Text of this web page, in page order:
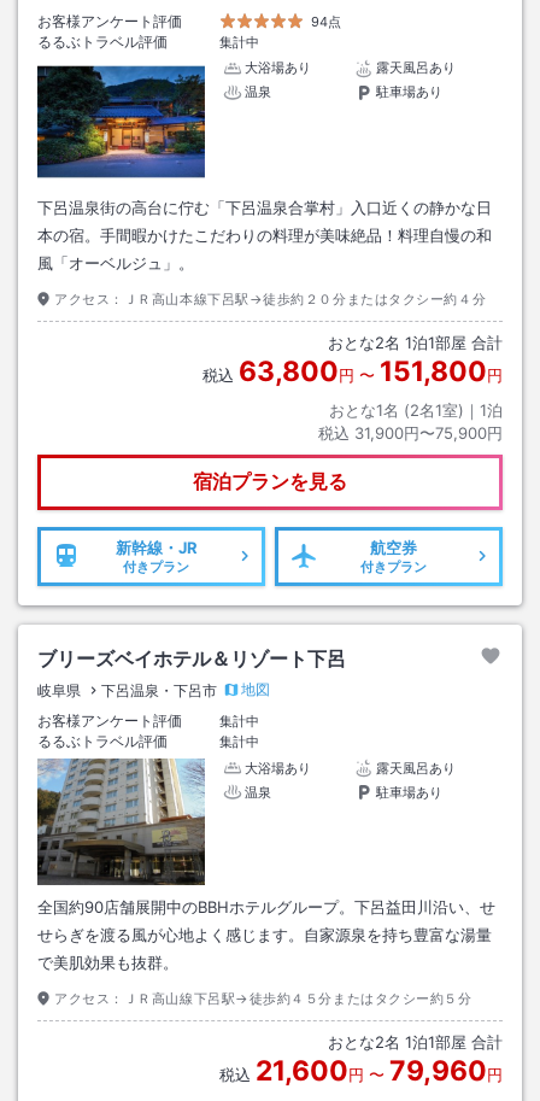
お客様アンケート評価
94点
るるぶトラベル評価
集計中
大浴場あり
露天風呂あり
温泉
駐車場あり
下呂温泉街の高台に佇む「下呂温泉合掌村」入口近くの静かな日
本の宿。手間暇かけたこだわりの料理が美味絶品！料理自慢の和
風「オーベルジュ」。
アクセス： ＪＲ高山本線下呂駅→徒歩約２０分またはタクシー約４分
おとな2名 1泊1部屋 合計
税込 63,800円 〜 151,800円
おとな1名 (2名1室)｜ 1泊
税込 31,900円〜75,900円
宿泊プランを見る
新幹線・JR
付きプラン
航空券
付きプラン
ブリーズベイホテル＆リゾート下呂
岐阜県 下呂温泉・下呂市
地図
お客様アンケート評価
集計中
るるぶトラベル評価
集計中
大浴場あり
露天風呂あり
温泉
駐車場あり
全国約90店舗展開中のBBHホテルグループ。下呂益田川沿い、せ
せらぎを渡る風が心地よく感じます。自家源泉を持ち豊富な湯量
で美肌効果も抜群。
アクセス： ＪＲ高山線下呂駅→徒歩約４５分またはタクシー約５分
おとな2名 1泊1部屋 合計
税込 21,600円 〜 79,960円